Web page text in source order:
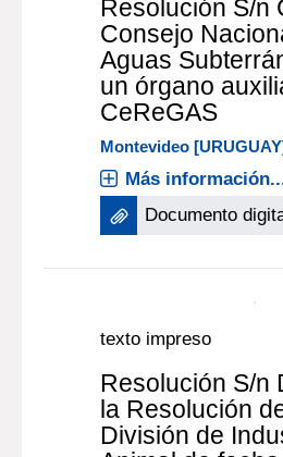
documento
Resolución S/n
Consejo
Aguas
un órgano
CeReGAS
Montevideo
Más
Documento digital
texto impreso